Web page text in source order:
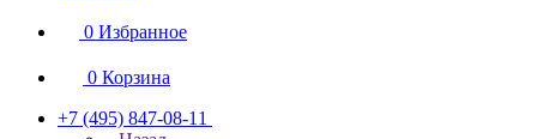
0 Избранное
0 Корзина
+7 (495) 847-08-11